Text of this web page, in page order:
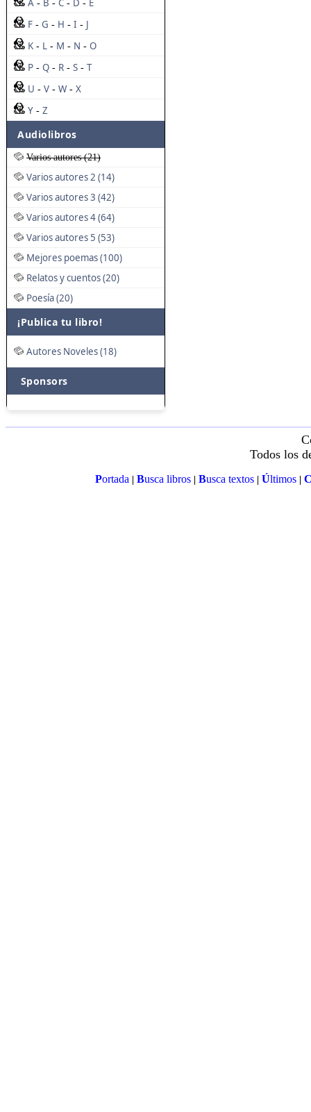
A - B - C - D - E
F - G - H - I - J
K - L - M - N - O
P - Q - R - S - T
U - V - W - X
Y - Z
Audiolibros
Varios autores (21)
Varios autores 2 (14)
Varios autores 3 (42)
Varios autores 4 (64)
Varios autores 5 (53)
Mejores poemas (100)
Relatos y cuentos (20)
Poesía (20)
¡Publica tu libro!
Autores Noveles (18)
Sponsors
Todos los
Portada| Busca libros| Busca textos| Últimos|